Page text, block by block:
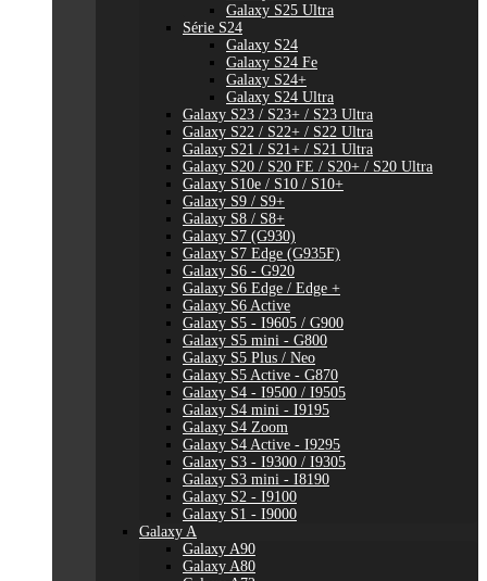
Galaxy S25 Ultra
Série S24
Galaxy S24
Galaxy S24 Fe
Galaxy S24+
Galaxy S24 Ultra
Galaxy S23 / S23+ / S23 Ultra
Galaxy S22 / S22+ / S22 Ultra
Galaxy S21 / S21+ / S21 Ultra
Galaxy S20 / S20 FE / S20+ / S20 Ultra
Galaxy S10e / S10 / S10+
Galaxy S9 / S9+
Galaxy S8 / S8+
Galaxy S7 (G930)
Galaxy S7 Edge (G935F)
Galaxy S6 - G920
Galaxy S6 Edge / Edge +
Galaxy S6 Active
Galaxy S5 - I9605 / G900
Galaxy S5 mini - G800
Galaxy S5 Plus / Neo
Galaxy S5 Active - G870
Galaxy S4 - I9500 / I9505
Galaxy S4 mini - I9195
Galaxy S4 Zoom
Galaxy S4 Active - I9295
Galaxy S3 - I9300 / I9305
Galaxy S3 mini - I8190
Galaxy S2 - I9100
Galaxy S1 - I9000
Galaxy A
Galaxy A90
Galaxy A80